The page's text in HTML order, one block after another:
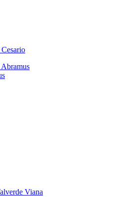
Viana